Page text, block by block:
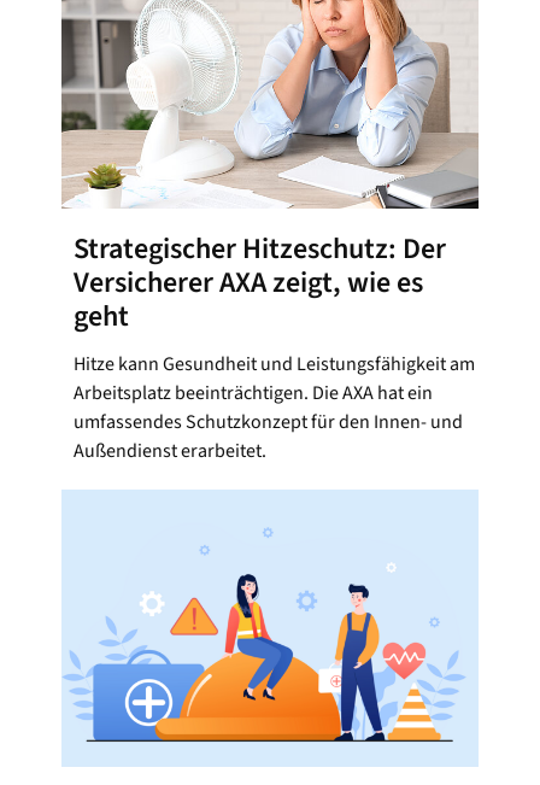
Strategischer Hitzeschutz: Der
Versicherer AXA zeigt, wie es
geht
Hitze kann Gesundheit und Leistungsfähigkeit am
Arbeitsplatz beeinträchtigen. Die AXA hat ein
umfassendes Schutzkonzept für den Innen- und
Außendienst erarbeitet.